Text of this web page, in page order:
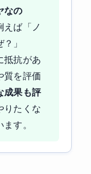
なの
えば「ノ
」
抵抗があ
を評価
成果も評
りたくな
す。